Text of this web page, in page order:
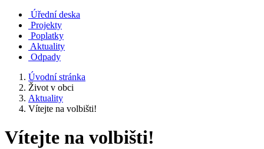
Úřední deska
Projekty
Poplatky
Aktuality
Odpady
Úvodní stránka
Život v obci
Aktuality
Vítejte na volbišti!
Vítejte na volbišti!